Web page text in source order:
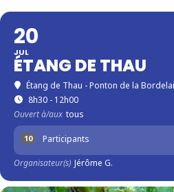
20
JUL
ÉTANG DE THAU
Étang de Thau - Ponton de la
8h30 - 12h00
Ouvert à/aux tous
10 Participants
Organisateur(s) Jérôme G.